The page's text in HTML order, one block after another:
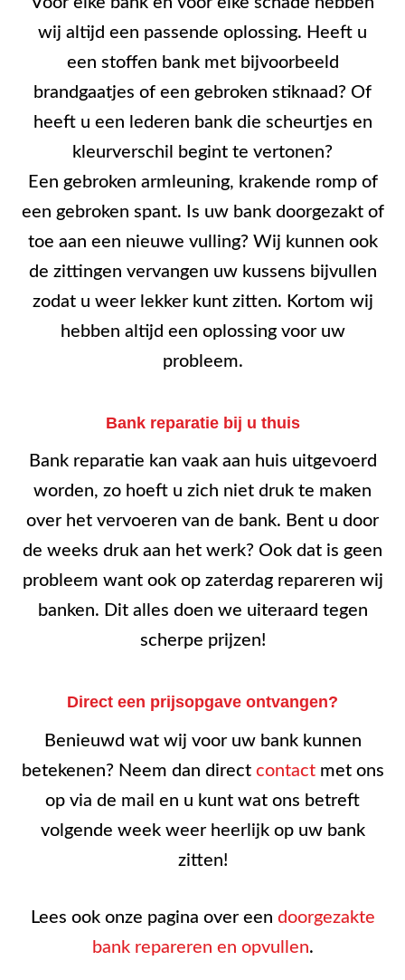
wij altijd een passende oplossing. Heeft u
een stoffen bank met bijvoorbeeld
brandgaatjes of een gebroken stiknaad? Of
heeft u een lederen bank die scheurtjes en
kleurverschil begint te vertonen?
Een gebroken armleuning, krakende romp of
een gebroken spant. Is uw bank doorgezakt of
toe aan een nieuwe vulling? Wij kunnen ook
de zittingen vervangen uw kussens bijvullen
zodat u weer lekker kunt zitten. Kortom wij
hebben altijd een oplossing voor uw
probleem.
Bank reparatie bij u thuis
Bank reparatie kan vaak aan huis uitgevoerd
worden, zo hoeft u zich niet druk te maken
over het vervoeren van de bank. Bent u door
de weeks druk aan het werk? Ook dat is geen
probleem want ook op zaterdag repareren wij
banken. Dit alles doen we uiteraard tegen
scherpe prijzen!
Direct een prijsopgave ontvangen?
Benieuwd wat wij voor uw bank kunnen
betekenen? Neem dan direct contactmet ons
op via de mail en u kunt wat ons betreft
volgende week weer heerlijk op uw bank
zitten!
Lees ook onze pagina over een doorgezakte
bank repareren en opvullen.